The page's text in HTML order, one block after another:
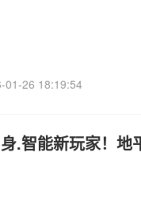
01-26 18:19:54
.智能新玩家！地